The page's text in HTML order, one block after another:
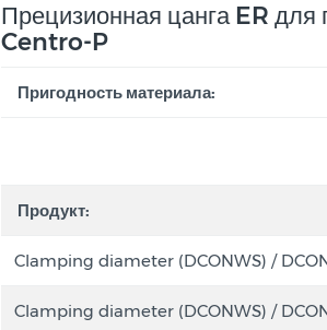
Прецизионная цанга ER для
Centro-P
Пригодность материала:
Продукт:
Clamping diameter (DCONWS) /
Clamping diameter (DCONWS) /